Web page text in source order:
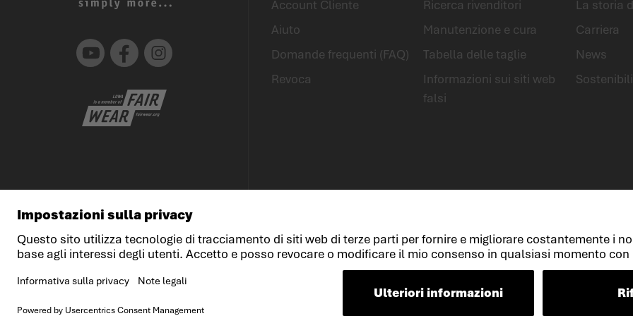
Youtube Facebook Instagram
Account Cliente
Aiuto
Domande frequenti (FAQ)
Revoca
Ricerca rivenditori
Manutenzione e cura
Tabella delle taglie
Informazioni sui siti web
falsi
La storia
Carriera
News
Protezione dei datiCookiesTermini e condizioni generali